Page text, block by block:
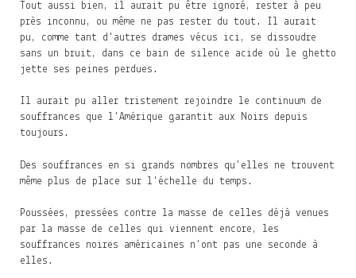
Tout aussi bien, il aurait pu être ignoré, rester à peu
près inconnu, ou même ne pas rester du tout. Il aurait
pu, comme tant d'autres drames vécus ici, se dissoudre
sans un bruit, dans ce bain de silence acide où le ghetto
jette ses peines perdues.
Il aurait pu aller tristement rejoindre le continuum de
souffrances que l'Amérique garantit aux Noirs depuis
toujours.
Des souffrances en si grands nombres qu'elles ne trouvent
même plus de place sur l'échelle du temps.
Poussées, pressées contre la masse de celles déjà venues
par la masse de celles qui viennent encore, les
souffrances noires américaines n'ont pas une seconde à
elles.